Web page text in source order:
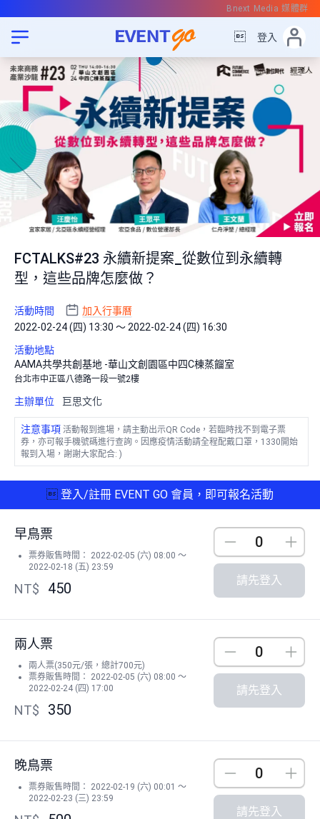
Bnext Media 媒體群
 登入
FCTALKS#23 永續新提案_從數位到永續轉
型，這些品牌怎麼做？
活動時間
加入行事曆
2022-02-24 (四) 13:30 ～ 2022-02-24 (四) 16:30
活動地點
AAMA共學共創基地 -華山文創園區中四C棟蒸餾室
台北市中正區八德路一段一號2樓
主辦單位 巨思文化
注意事項 活動報到進場，請主動出示QR Code，若臨時找不到電子票
券，亦可報手機號碼進行查詢。因應疫情活動請全程配戴口罩，1330開始
報到入場，謝謝大家配合: )
 登入/註冊 EVENT GO 會員，即可報名活動
早鳥票
票券販售時間： 2022-02-05 (六) 08:00 ～
2022-02-18 (五) 23:59
NT$ 450
Down
請先登入
兩人票
兩人票(350元/張，總計700元)
票券販售時間： 2022-02-05 (六) 08:00 ～
2022-02-24 (四) 17:00
NT$ 350
Down
請先登入
晚鳥票
票券販售時間： 2022-02-19 (六) 00:01 ～
2022-02-23 (三) 23:59
Down
請先登入